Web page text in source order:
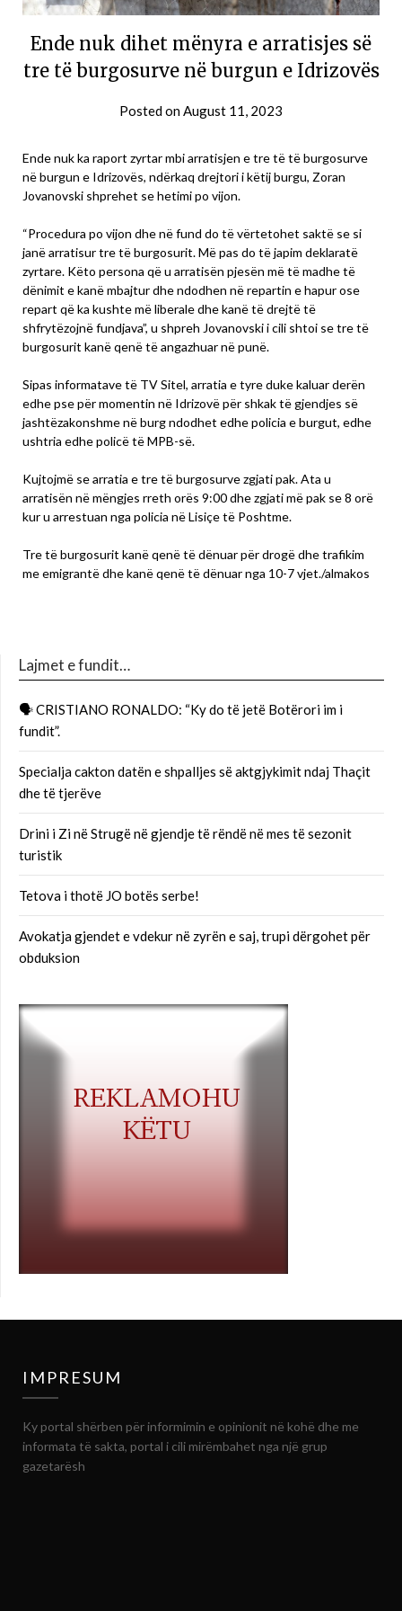
Ende nuk dihet mënyra e arratisjes së
tre të burgosurve në burgun e Idrizovës
Posted onAugust 11, 2023
Ende nuk ka raport zyrtar mbi arratisjen e tre të të burgosurve
në burgun e Idrizovës, ndërkaq drejtori i këtij burgu, Zoran
Jovanovski shprehet se hetimi po vijon.
“Procedura po vijon dhe në fund do të vërtetohet saktë se si
janë arratisur tre të burgosurit. Më pas do të japim deklaratë
zyrtare. Këto persona që u arratisën pjesën më të madhe të
dënimit e kanë mbajtur dhe ndodhen në repartin e hapur ose
repart që ka kushte më liberale dhe kanë të drejtë të
shfrytëzojnë fundjava”, u shpreh Jovanovski i cili shtoi se tre të
burgosurit kanë qenë të angazhuar në punë.
Sipas informatave të TV Sitel, arratia e tyre duke kaluar derën
edhe pse për momentin në Idrizovë për shkak të gjendjes së
jashtëzakonshme në burg ndodhet edhe policia e burgut, edhe
ushtria edhe policë të MPB-së.
Kujtojmë se arratia e tre të burgosurve zgjati pak. Ata u
arratisën në mëngjes rreth orës 9:00 dhe zgjati më pak se 8 orë
kur u arrestuan nga policia në Lisiçe të Poshtme.
Tre të burgosurit kanë qenë të dënuar për drogë dhe trafikim
me emigrantë dhe kanë qenë të dënuar nga 10-7 vjet./almakos
Lajmet e fundit…
🗣 CRISTIANO RONALDO: “Ky do të jetë Botërori im i
fundit”.
Specialja cakton datën e shpalljes së aktgjykimit ndaj Thaçit
dhe të tjerëve
Drini i Zi në Strugë në gjendje të rëndë në mes të sezonit
turistik
Tetova i thotë JO botës serbe!
Avokatja gjendet e vdekur në zyrën e saj, trupi dërgohet për
obduksion
IMPRESUM
Ky portal shërben për informimin e opinionit në kohë dhe me
informata të sakta, portal i cili mirëmbahet nga një grup
gazetarësh